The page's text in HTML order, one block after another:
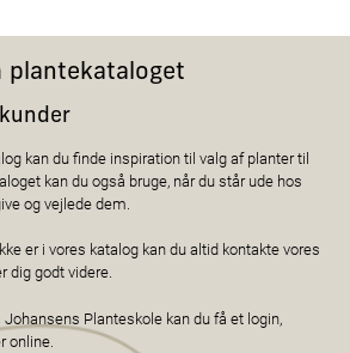
plantekataloget
kan du finde inspiration til valg af planter til
kan du også bruge, når du står ude hos
og vejlede dem.
er i vores katalog kan du altid kontakte vores
dig godt videre.
Planteskole kan du få et login,
online.